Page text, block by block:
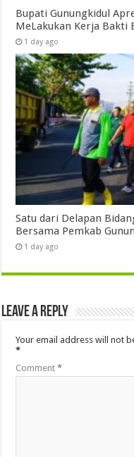
Bupati Gunungkidul
MeLakukan Kerja Bakti
1 day ago
Satu dari Delapan
Bersama Pemkab
1 day ago
Leave a Reply
Your email address will not
*
Comment*